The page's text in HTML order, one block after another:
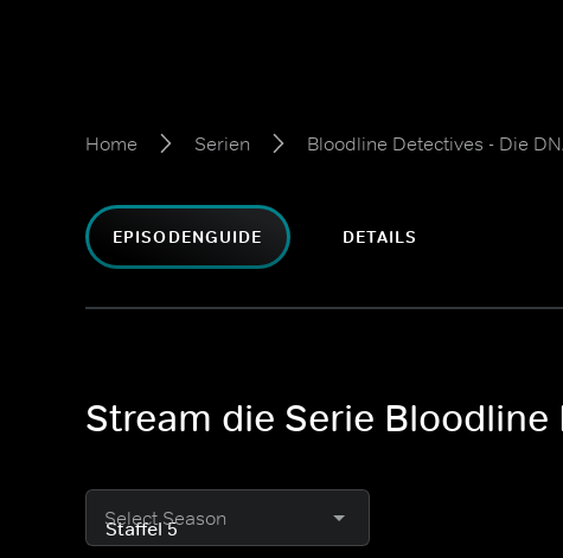
Home Serien Bloodline Detectives - Die
EPISODENGUIDE DETAILS
Stream die Serie
Select Season